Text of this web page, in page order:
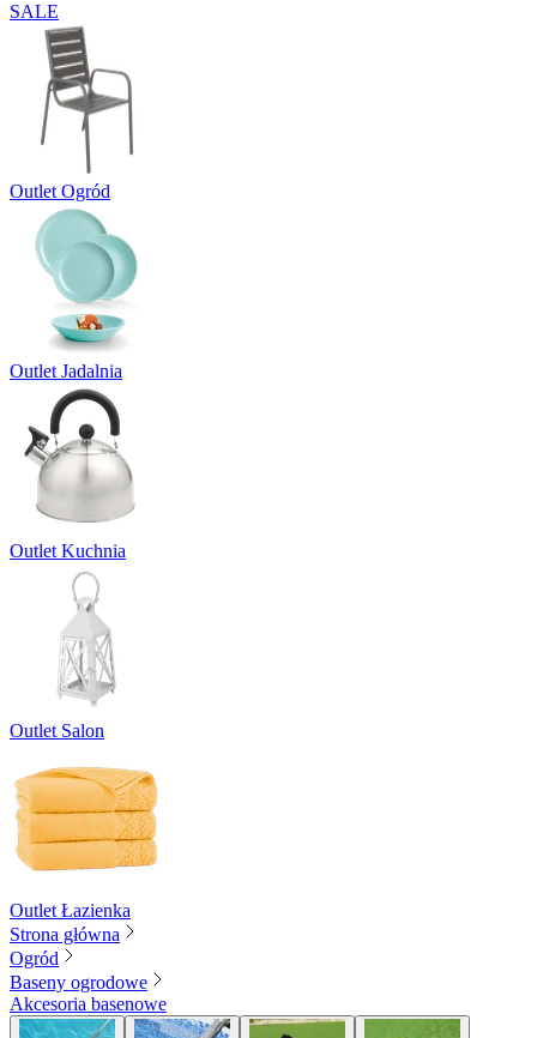
SALE
Outlet Ogród
Outlet Jadalnia
Outlet Kuchnia
Outlet Salon
Outlet Łazienka
Strona główna
Ogród
Baseny ogrodowe
Akcesoria basenowe